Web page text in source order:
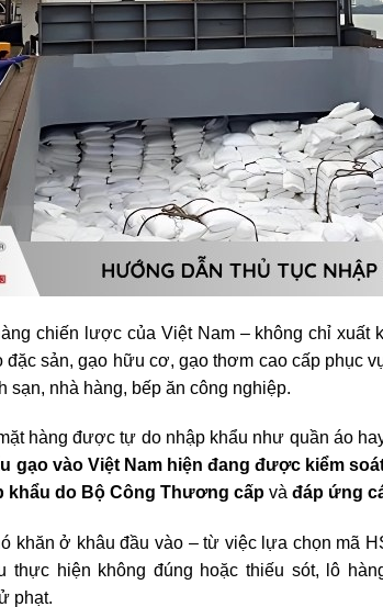
chiến lược của Việt Nam – không chỉ xuất
sản, gạo hữu cơ, gạo thơm cao cấp phục
sạn, nhà hàng, bếp ăn công nghiệp.
hàng được tự do nhập khẩu như quần áo
gạo vào Việt Nam hiện đang được kiểm
khẩu do Bộ Công Thương cấp và đáp ứng
khăn ở khâu đầu vào – từ việc lựa chọn mã
thực hiện không đúng hoặc thiếu sót, lô
phạt.